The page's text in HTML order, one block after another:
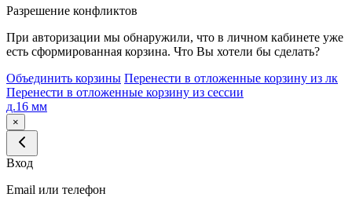
Разрешение конфликтов
При авторизации мы обнаружили, что в личном кабинете уже
есть сформированная корзина. Что Вы хотели бы сделать?
Объединить корзины Перенести в отложенные корзину из лк
Перенести в отложенные корзину из сессии
д.16 мм
×
Вход
Email или телефон